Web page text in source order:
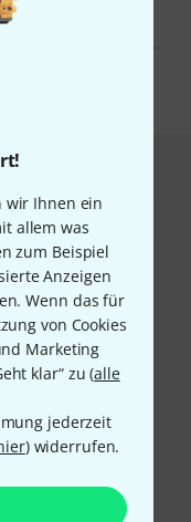
wir Ihnen ein
allem was
zum Beispiel
Anzeigen
Wenn das für
von Cookies
Marketing
klar“ zu (alle
jederzeit
) widerrufen.
Erhalt von E-Mail-
zu. Die
finden Sie in
Nachnahme,
bezahlen